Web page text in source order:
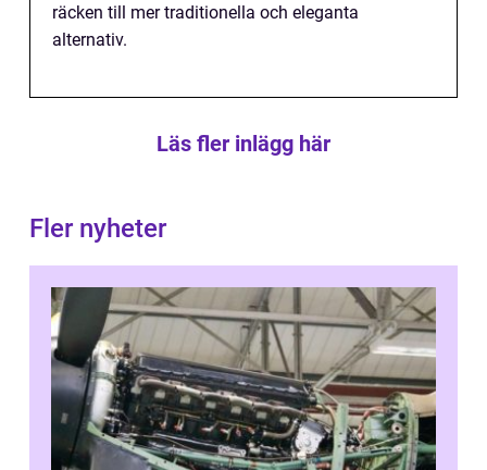
räcken till mer traditionella och eleganta
alternativ.
Läs fler inlägg här
Fler nyheter